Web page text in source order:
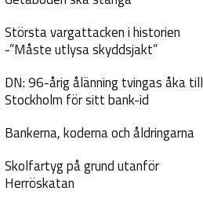
Största vargattacken i historien
-”Måste utlysa skyddsjakt”
DN: 96-årig ålänning tvingas åka till
Stockholm för sitt bank-id
Bankerna, koderna och åldringarna
Skolfartyg på grund utanför
Herröskatan